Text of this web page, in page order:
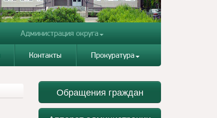
Администрация округа
Контакты Прокуратура
Обращения граждан